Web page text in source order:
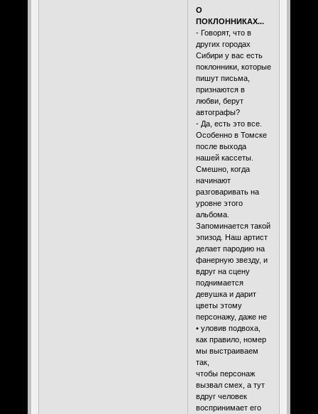
О
ПОКЛОННИКАХ...
- Говорят, что в
других городах
Сибири у вас есть
поклонники, которые
пишут письма,
признаются в
любви, берут
автографы?
- Да, есть это все.
Особенно в Томске
после выхода
нашей кассеты.
Смешно, когда
начинают
разговаривать на
уровне этого
альбома.
Запоминается такой
эпизод. Наш артист
делает пародию на
фанерную звезду, и
вдруг на сцену
поднимается
девушка и дарит
цветы этому
персонажу, даже не
• уловив подвоха,
как правило, номер
мы выстраиваем
так,
чтобы персонаж
вызвал смех, а тут
вдруг человек
воспринимает его